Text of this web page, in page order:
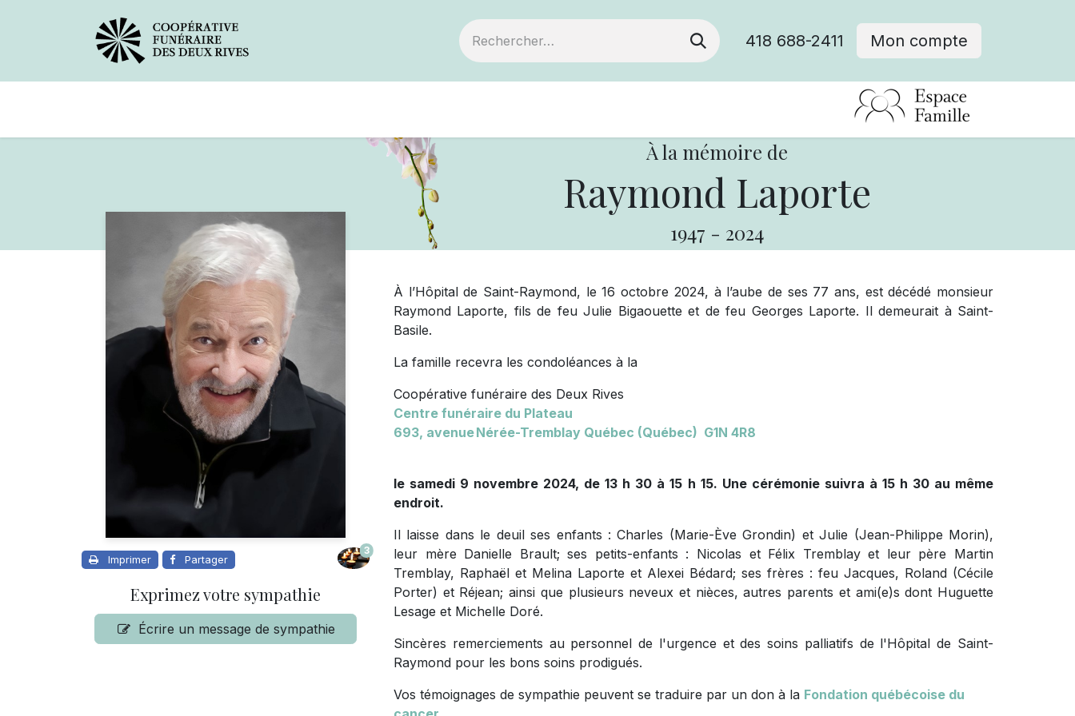
418 688-2411 Mon compte
À la mémoire de
Raymond Laporte
1947 - 2024
Imprimer Partager
3
Exprimez votre sympathie
Écrire un message de sympathie
À l’Hôpital de Saint-Raymond, le 16 octobre 2024, à l’aube de ses 77 ans, est décédé monsieur
Raymond Laporte, fils de feu Julie Bigaouette et de feu Georges Laporte. Il demeurait à Saint-
Basile.
La famille recevra les condoléances à la
Coopérative funéraire des Deux Rives
Centre funéraire du Plateau
693, avenue Nérée-Tremblay Québec (Québec) G1N 4R8
le samedi 9 novembre 2024, de 13 h 30 à 15 h 15. Une cérémonie suivra à 15 h 30 au même
endroit.
Il laisse dans le deuil ses enfants : Charles (Marie-Ève Grondin) et Julie (Jean-Philippe Morin),
leur mère Danielle Brault; ses petits-enfants : Nicolas et Félix Tremblay et leur père Martin
Tremblay, Raphaël et Melina Laporte et Alexei Bédard; ses frères : feu Jacques, Roland (Cécile
Porter) et Réjean; ainsi que plusieurs neveux et nièces, autres parents et ami(e)s dont Huguette
Lesage et Michelle Doré.
Sincères remerciements au personnel de l'urgence et des soins palliatifs de l'Hôpital de Saint-
Raymond pour les bons soins prodigués.
Vos témoignages de sympathie peuvent se traduire par un don à la Fondation québécoise du